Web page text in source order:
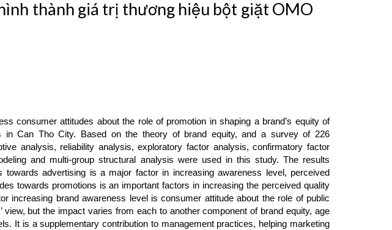
thành giá trị thương hiệu bột giặt OMO
consumer attitudes about the role of promotion in shaping a brand’s equity of
in Can Tho City. Based on the theory of brand equity, and a survey of 226
analysis, reliability analysis, exploratory factor analysis, confirmatory factor
and multi-group structural analysis were used in this study. The results
towards advertising is a major factor in increasing awareness level, perceived
towards promotions is an important factors in increasing the perceived quality
increasing brand awareness level is consumer attitude about the role of public
view, but the impact varies from each to another component of brand equity, age
It is a supplementary contribution to management practices, helping marketing